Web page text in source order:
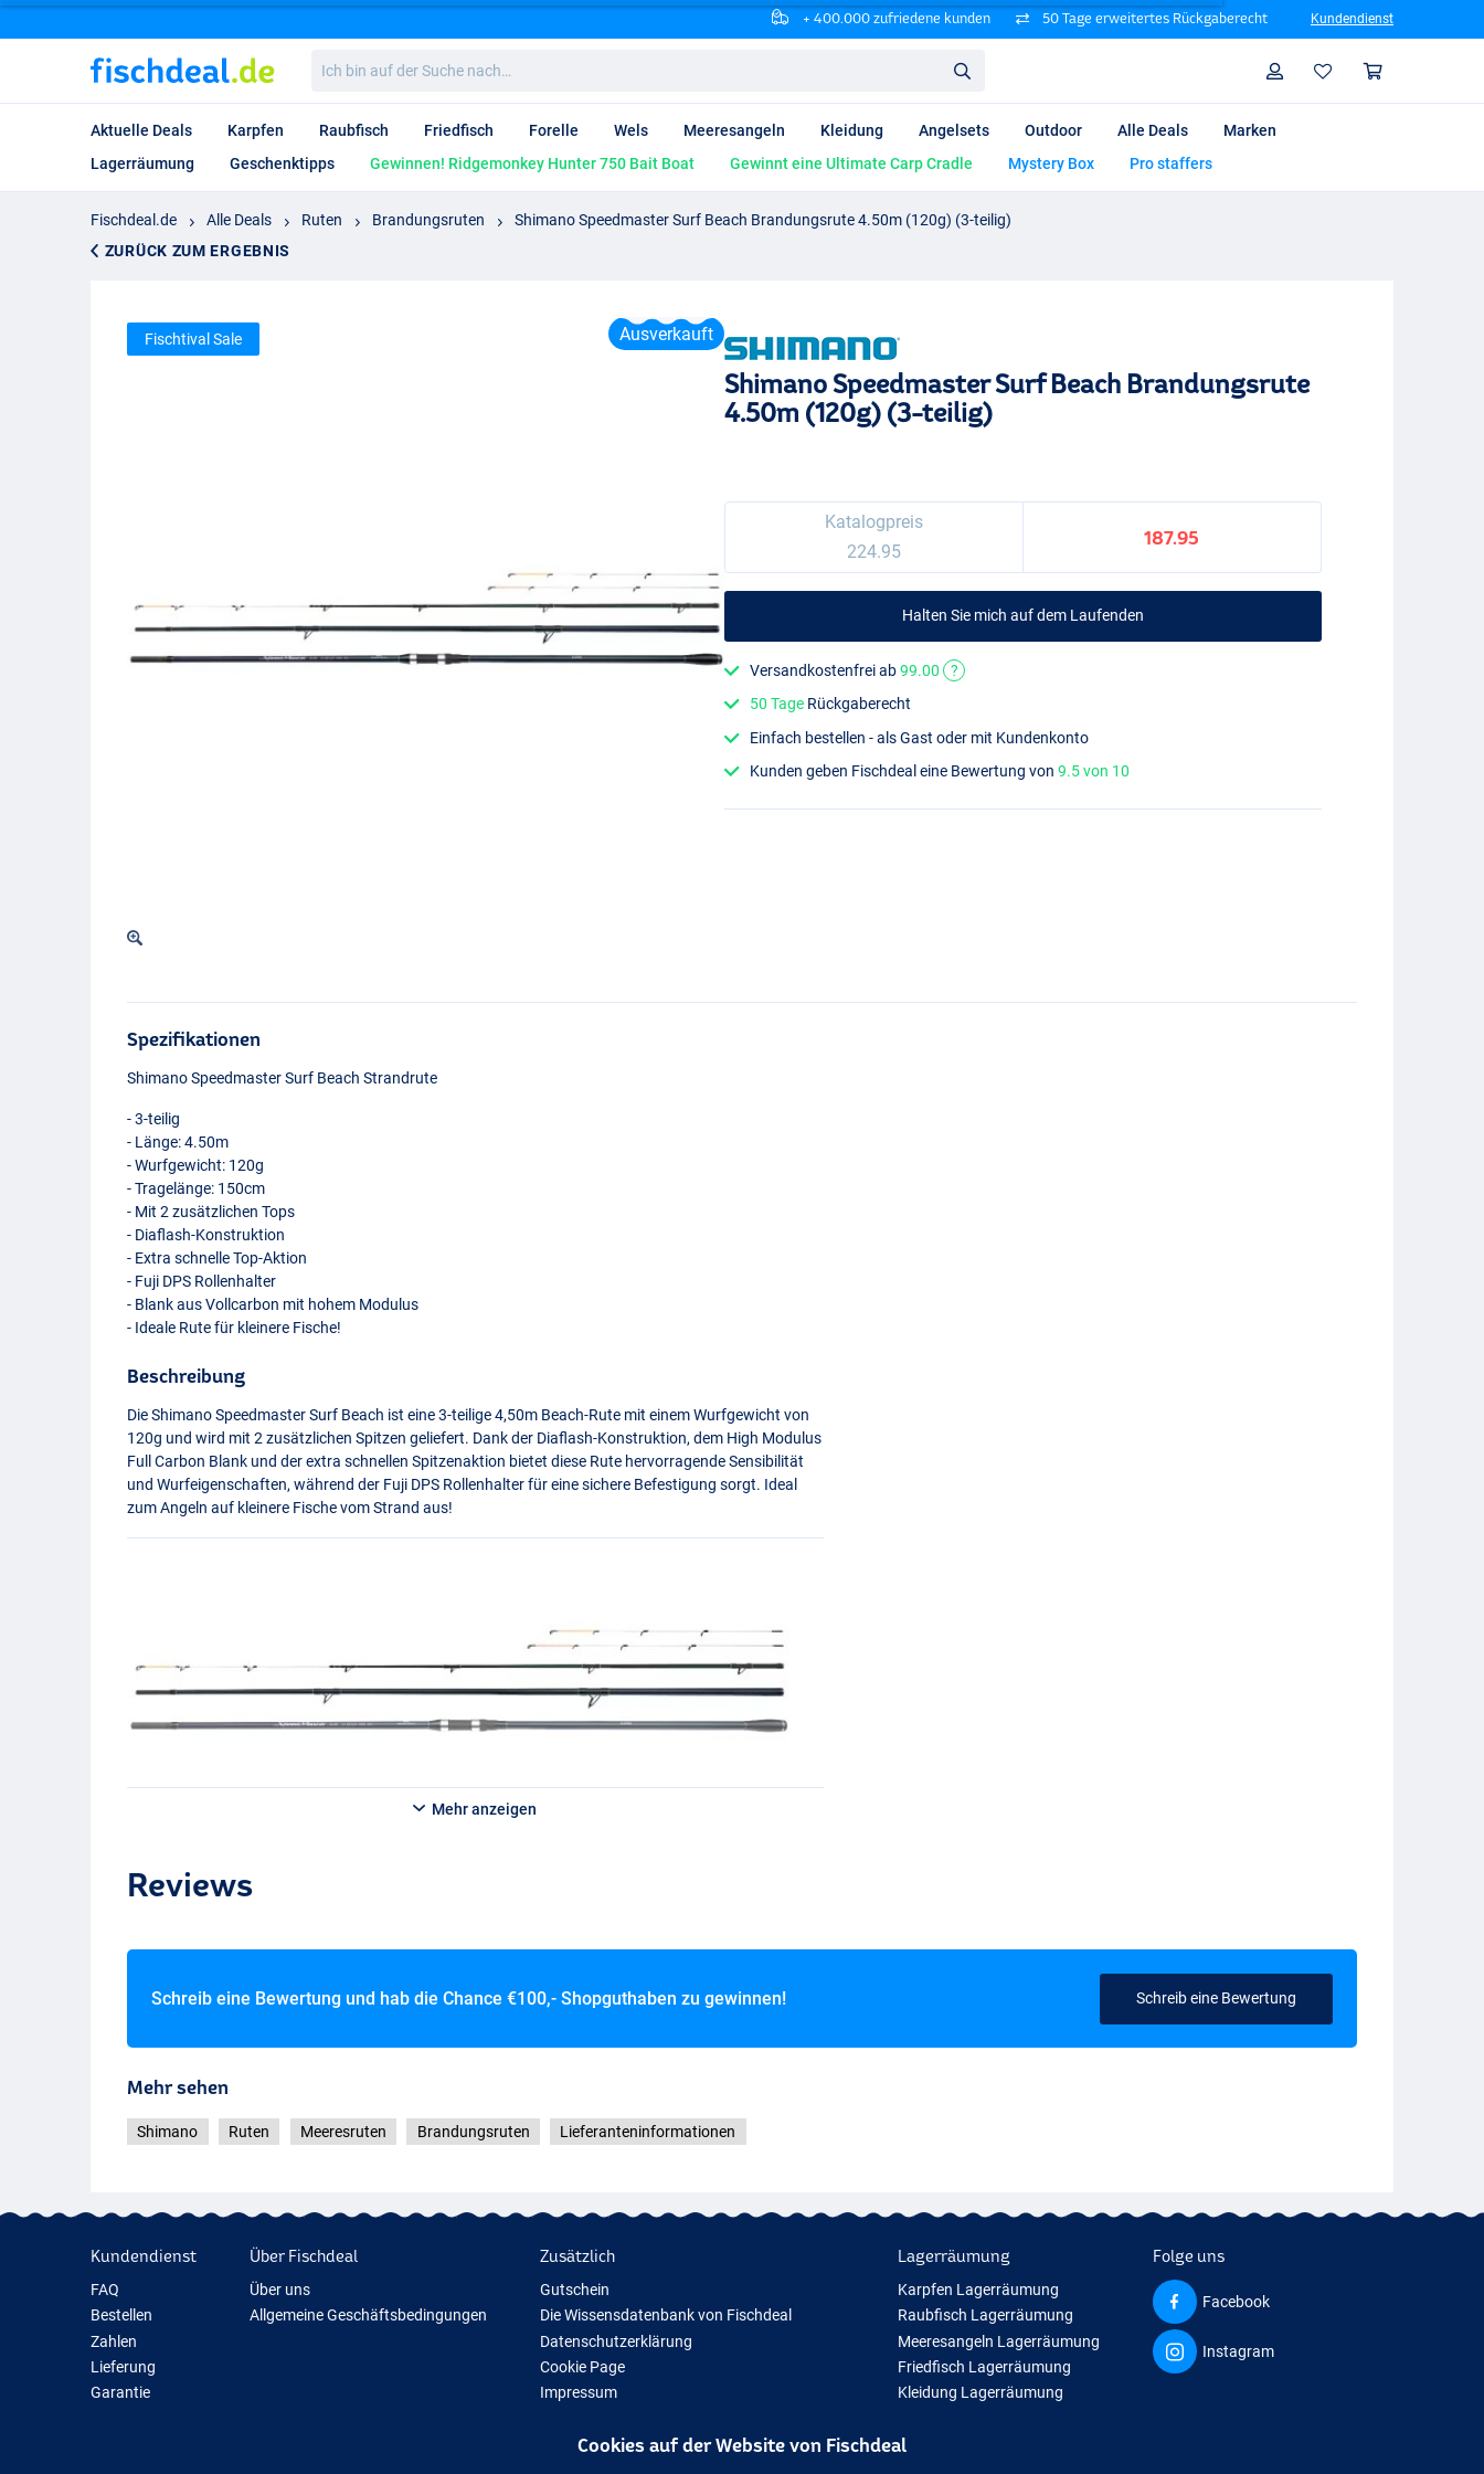
+ 400.000 zufriedene kunden 50 Tage erweitertes Rückgaberecht Kundendienst
bin
auf
Suche
nach…
Profil
Aktuelle Deals Karpfen Raubfisch Friedfisch Forelle Wels Meeresangeln Kleidung Angelsets Outdoor Alle Deals
Marken
Lagerräumung
Geschenktipps Gewinnen! Ridgemonkey Hunter 750 Bait Boat Gewinnt eine Ultimate Carp Cradle Mystery Box Pro staffers
Fischdeal.de Alle Deals Ruten Brandungsruten
Shimano Speedmaster Surf Beach Brandungsrute 4.50m (120g) (3-teilig)
ZURÜCK ZUM ERGEBNIS
Ausverkauft
Fischtival Sale
Shimano Speedmaster Surf Beach Brandungsrute
4.50m (120g) (3-teilig)
Katalogpreis
224.95
187.95
Halten Sie mich auf dem Laufenden
Versandkostenfrei ab99.00
?
50 Tage Rückgaberecht
Einfach bestellen - als Gast oder mit Kundenkonto
Kunden geben Fischdeal eine Bewertung von9.5 von 10
Spezifikationen
Shimano Speedmaster Surf Beach Strandrute
- 3-teilig
- Länge: 4.50m
- Wurfgewicht: 120g
- Tragelänge: 150cm
- Mit 2 zusätzlichen Tops
- Diaflash-Konstruktion
- Extra schnelle Top-Aktion
- Fuji DPS Rollenhalter
- Blank aus Vollcarbon mit hohem Modulus
- Ideale Rute für kleinere Fische!
Beschreibung
Die Shimano Speedmaster Surf Beach ist eine 3-teilige 4,50m Beach-Rute mit einem Wurfgewicht von
120g und wird mit 2 zusätzlichen Spitzen geliefert. Dank der Diaflash-Konstruktion, dem High Modulus
Full Carbon Blank und der extra schnellen Spitzenaktion bietet diese Rute hervorragende Sensibilität
und Wurfeigenschaften, während der Fuji DPS Rollenhalter für eine sichere Befestigung sorgt. Ideal
zum Angeln auf kleinere Fische vom Strand aus!
Mehr anzeigen
Reviews
Schreib eine Bewertung und hab die Chance €100,- Shopguthaben zu gewinnen! Schreib eine Bewertung
Mehr sehen
Shimano Ruten Meeresruten Brandungsruten Lieferanteninformationen
Kundendienst
FAQ
Bestellen
Zahlen
Lieferung
Garantie
Über Fischdeal
Über uns
Allgemeine Geschäftsbedingungen
Zusätzlich
Gutschein
Die Wissensdatenbank von Fischdeal
Datenschutzerklärung
Cookie Page
Impressum
Neue Angelausrüstung
Lagerräumung
Karpfen Lagerräumung
Raubfisch Lagerräumung
Meeresangeln Lagerräumung
Friedfisch Lagerräumung
Kleidung Lagerräumung
Folge uns
Facebook
Instagram
Cookies auf der Website von Fischdeal